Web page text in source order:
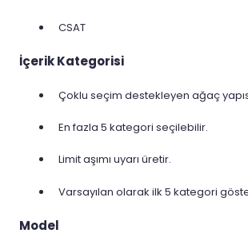
CSAT
İçerik Kategorisi
Çoklu seçim destekleyen ağaç
En fazla 5 kategori seçilebilir.
Limit aşımı uyarı üretir.
Varsayılan olarak ilk 5 kategori
Model